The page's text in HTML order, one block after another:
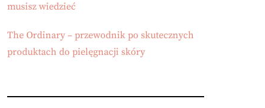
musisz wiedzieć
The Ordinary – przewodnik po skutecznych
produktach do pielęgnacji skóry